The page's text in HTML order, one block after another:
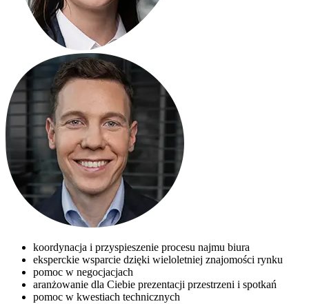
koordynacja i przyspieszenie procesu najmu biura
eksperckie wsparcie dzięki wieloletniej znajomości rynku
pomoc w negocjacjach
aranżowanie dla Ciebie prezentacji przestrzeni i spotkań
pomoc w kwestiach technicznych